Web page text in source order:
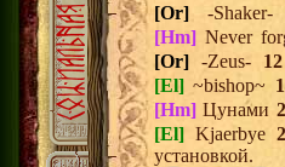
[Or] -Shaker-
[Hm] Never
[Or] -Zeus- 12
[El] ~bishop~
[Hm] Цунами
[El] Kjaerbye
установкой.